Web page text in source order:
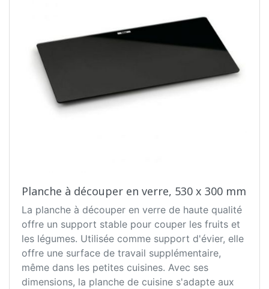
Planche à découper en verre, 530 x 300 mm
La planche à découper en verre de haute qualité
offre un support stable pour couper les fruits et
les légumes. Utilisée comme support d'évier, elle
offre une surface de travail supplémentaire,
même dans les petites cuisines. Avec ses
dimensions, la planche de cuisine s'adapte aux